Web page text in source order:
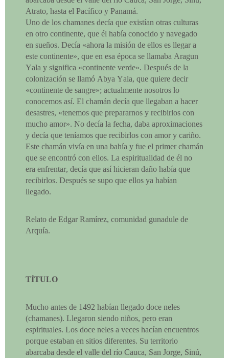
Atrato, hasta el Pacífico y Panamá.
Uno de los chamanes decía que existían otras culturas
en otro continente, que él había conocido y navegado
en sueños. Decía «ahora la misión de ellos es llegar a
este continente», que en esa época se llamaba Aragun
Yala y significa «continente verde». Después de la
colonización se llamó Abya Yala, que quiere decir
«continente de sangre»; actualmente nosotros lo
conocemos así. El chamán decía que llegaban a hacer
desastres, «tenemos que prepararnos y recibirlos con
mucho amor». No decía la fecha, daba aproximaciones
y decía que teníamos que recibirlos con amor y cariño.
Este chamán vivía en una bahía y fue el primer chamán
que se encontró con ellos. La espiritualidad de él no
era enfrentar, decía que así hicieran daño había que
recibirlos. Después se supo que ellos ya habían
llegado.
Relato de Edgar Ramírez, comunidad gunadule de
Arquía.
TÍTULO
Mucho antes de 1492 habían llegado doce neles
(chamanes). Llegaron siendo niños, pero eran
espirituales. Los doce neles a veces hacían encuentros
porque estaban en sitios diferentes. Su territorio
abarcaba desde el valle del río Cauca, San Jorge, Sinú,